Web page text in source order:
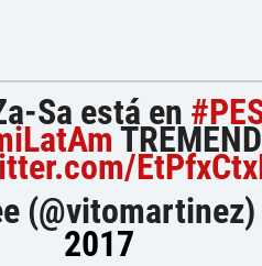
Sa está en
(@vitomartinez)
2017